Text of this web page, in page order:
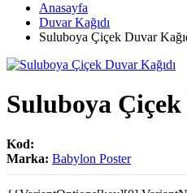
Anasayfa
Duvar Kağıdı
Suluboya Çiçek Duvar
Suluboya Çiçek
Kod:
Marka: Babylon Poster